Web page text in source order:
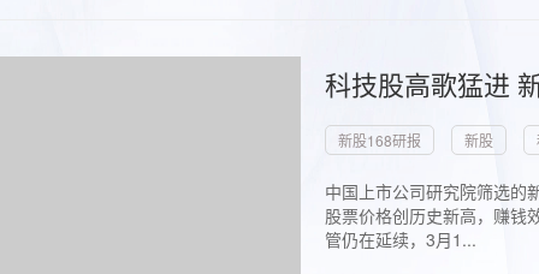
科技股高歌猛进
新股168研报 新股
中国上市公司研究院筛选的
股票价格创历史新高，赚钱
管仍在延续，3月1...